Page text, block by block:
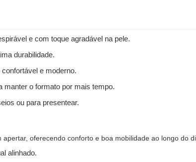
e com toque agradável na pele.
durabilidade.
e moderno.
manter o formato por mais tempo.
ou para presentear.
oferecendo conforto e boa mobilidade ao longo do
alinhado.